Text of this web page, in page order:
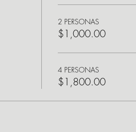
2 PERSONAS
$1,000.00
4 PERSONAS
$1,800.00